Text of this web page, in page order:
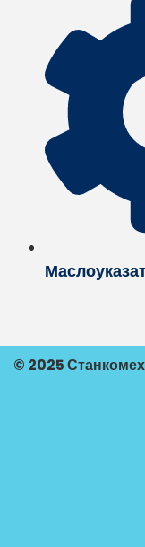
© 2025